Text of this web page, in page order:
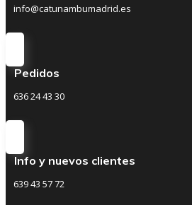
info@catunambumadrid.es
Pedidos
636 24 43 30
Info y nuevos clientes
639 43 57 72